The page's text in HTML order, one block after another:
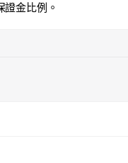
金比例。